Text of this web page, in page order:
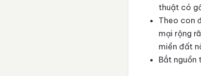
thuật có
Theo con
mại rộng
miền đất
Bắt nguồn